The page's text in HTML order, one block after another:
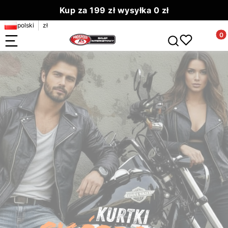
Kup za 199 zł wysyłka 0 zł
polski zł
Otwórz